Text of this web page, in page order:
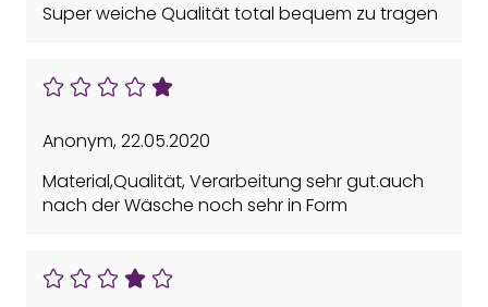
Super weiche Qualität total bequem zu tragen
Anonym,22.05.2020
Material,Qualität, Verarbeitung sehr gut.auch
nach der Wäsche noch sehr in Form